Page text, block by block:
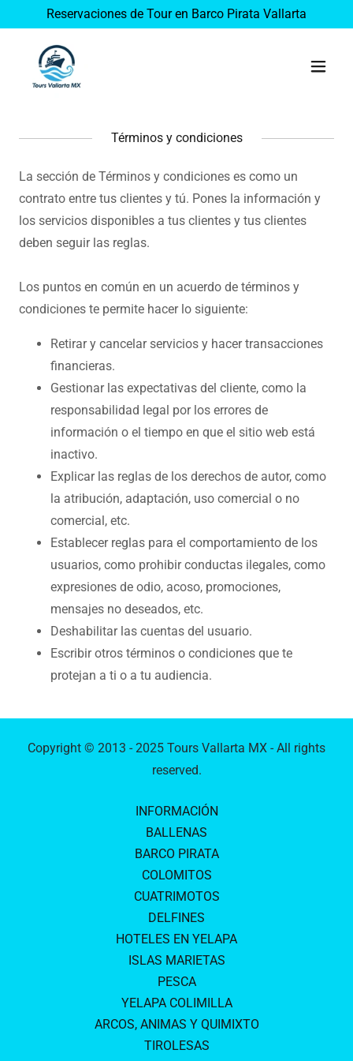
Reservaciones de Tour en Barco Pirata Vallarta
Términos y condiciones
La sección de Términos y condiciones es como un
contrato entre tus clientes y tú. Pones la información y
los servicios disponibles a tus clientes y tus clientes
deben seguir las reglas.
Los puntos en común en un acuerdo de términos y
condiciones te permite hacer lo siguiente:
Retirar y cancelar servicios y hacer transacciones
financieras.
Gestionar las expectativas del cliente, como la
responsabilidad legal por los errores de
información o el tiempo en que el sitio web está
inactivo.
Explicar las reglas de los derechos de autor, como
la atribución, adaptación, uso comercial o no
comercial, etc.
Establecer reglas para el comportamiento de los
usuarios, como prohibir conductas ilegales, como
expresiones de odio, acoso, promociones,
mensajes no deseados, etc.
Deshabilitar las cuentas del usuario.
Escribir otros términos o condiciones que te
protejan a ti o a tu audiencia.
Copyright © 2013 - 2025 Tours Vallarta MX - All rights
reserved.
INFORMACIÓN
BALLENAS
BARCO PIRATA
COLOMITOS
CUATRIMOTOS
DELFINES
HOTELES EN YELAPA
ISLAS MARIETAS
PESCA
YELAPA COLIMILLA
ARCOS, ANIMAS Y QUIMIXTO
TIROLESAS